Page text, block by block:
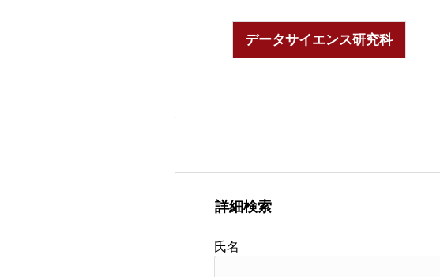
データサイエンス研究科
詳細検索
氏名